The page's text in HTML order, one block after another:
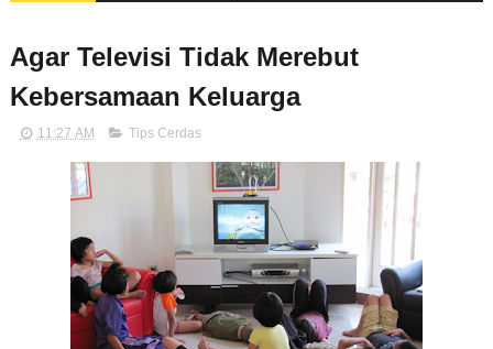
Agar Televisi Tidak Merebut
Kebersamaan Keluarga
11:27 AM Tips Cerdas